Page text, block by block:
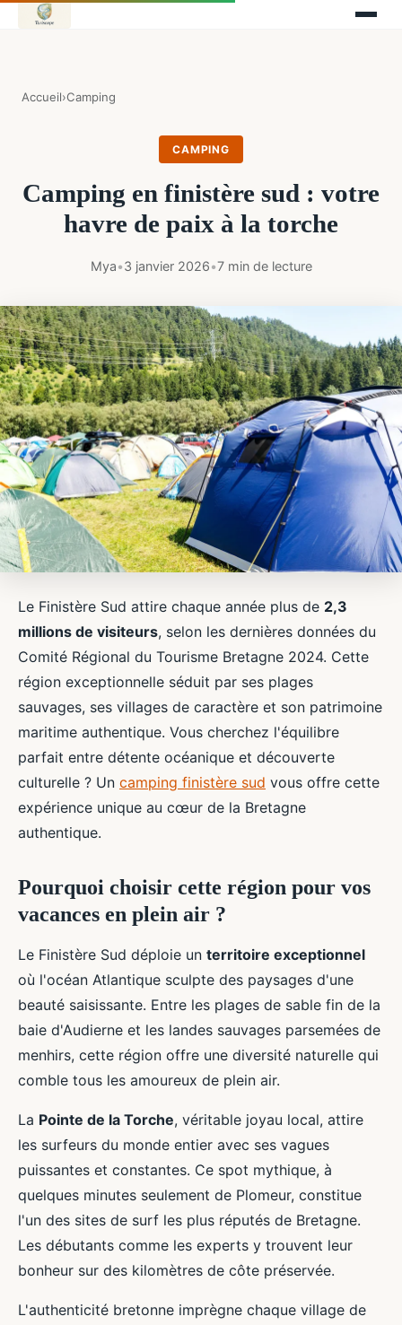
Accueil›Camping
CAMPING
Camping en finistère sud : votre
havre de paix à la torche
Mya•3 janvier 2026•7 min de lecture
Le Finistère Sud attire chaque année plus de 2,3
millions de visiteurs, selon les dernières données du
Comité Régional du Tourisme Bretagne 2024. Cette
région exceptionnelle séduit par ses plages
sauvages, ses villages de caractère et son patrimoine
maritime authentique. Vous cherchez l'équilibre
parfait entre détente océanique et découverte
culturelle ? Un camping finistère sud vous offre cette
expérience unique au cœur de la Bretagne
authentique.
Pourquoi choisir cette région pour vos
vacances en plein air ?
Le Finistère Sud déploie un territoire exceptionnel
où l'océan Atlantique sculpte des paysages d'une
beauté saisissante. Entre les plages de sable fin de la
baie d'Audierne et les landes sauvages parsemées de
menhirs, cette région offre une diversité naturelle qui
comble tous les amoureux de plein air.
La Pointe de la Torche, véritable joyau local, attire
les surfeurs du monde entier avec ses vagues
puissantes et constantes. Ce spot mythique, à
quelques minutes seulement de Plomeur, constitue
l'un des sites de surf les plus réputés de Bretagne.
Les débutants comme les experts y trouvent leur
bonheur sur des kilomètres de côte préservée.
L'authenticité bretonne imprègne chaque village de